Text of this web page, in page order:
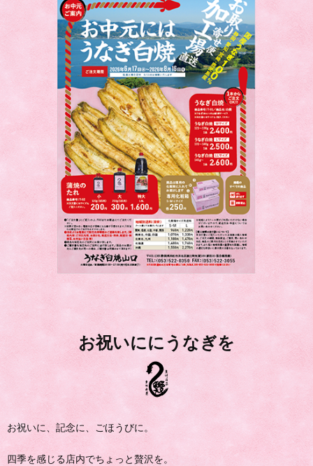
お祝いににうなぎを
お祝いに、記念に、ごほうびに。
四季を感じる店内でちょっと贅沢を。